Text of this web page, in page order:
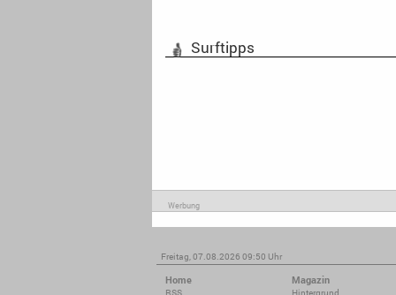
Surftipps
Werbung
Freitag, 07.08.2026 09:50 Uhr
Home Magazin